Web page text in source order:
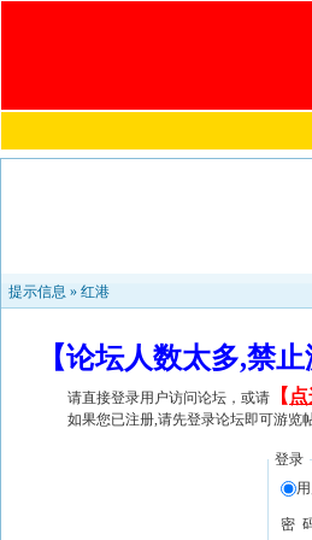
提示信息 » 红港
【论坛人数太多,禁
请直接登录用户访问论坛，或请 【
如果您已注册,请先登录论坛即可游览
登录
密